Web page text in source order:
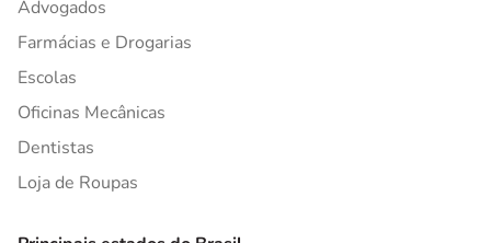
Advogados
Farmácias e Drogarias
Escolas
Oficinas Mecânicas
Dentistas
Loja de Roupas